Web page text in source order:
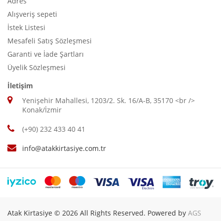
Alışveriş sepeti
İstek Listesi
Mesafeli Satış Sözleşmesi
Garanti ve İade Şartları
Üyelik Sözleşmesi
İletişim
Yenişehir Mahallesi, 1203/2. Sk. 16/A-B, 35170 <br />
Konak/İzmir
(+90) 232 433 40 41
info@atakkirtasiye.com.tr
Atak Kirtasiye © 2026 All Rights Reserved. Powered by AGS